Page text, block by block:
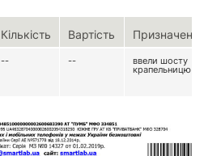
Кількість Вартість
-- -- ввели шосту
крапельницю